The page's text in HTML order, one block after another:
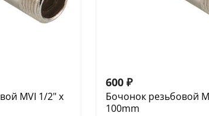
MVI 1/2" x
600 ₽
Бочонок резьбовой
100mm